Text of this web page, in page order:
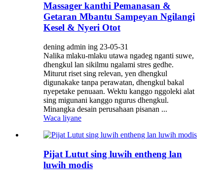
Massager kanthi Pemanasan &
Getaran Mbantu Sampeyan Ngilangi
Kesel & Nyeri Otot
dening admin ing 23-05-31
Nalika mlaku-mlaku utawa ngadeg nganti suwe,
dhengkul lan sikilmu ngalami stres gedhe.
Miturut riset sing relevan, yen dhengkul
digunakake tanpa perawatan, dhengkul bakal
nyepetake penuaan. Wektu kanggo nggoleki alat
sing migunani kanggo ngurus dhengkul.
Minangka desain perusahaan pisanan ...
Waca liyane
Pijat Lutut sing luwih entheng lan
luwih modis